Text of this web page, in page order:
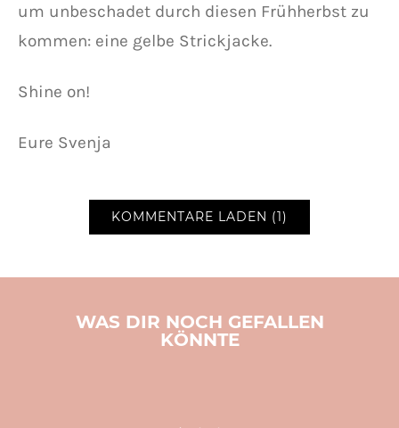
um unbeschadet durch diesen Frühherbst zu
kommen: eine gelbe Strickjacke.
Shine on!
Eure Svenja
KOMMENTARE LADEN (1)
WAS DIR NOCH GEFALLEN
KÖNNTE